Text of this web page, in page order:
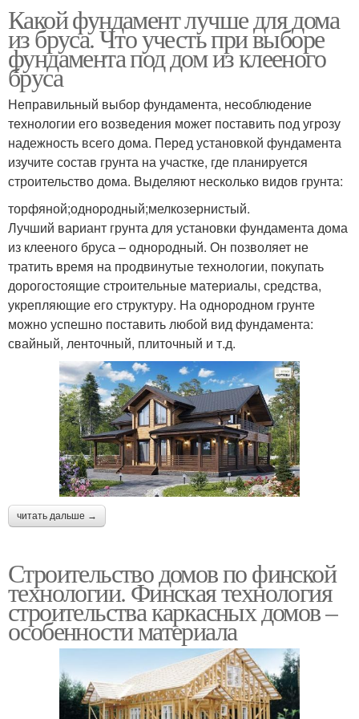
Какой фундамент лучше для дома
из бруса. Что учесть при выборе
фундамента под дом из клееного
бруса
Неправильный выбор фундамента, несоблюдение
технологии его возведения может поставить под угрозу
надежность всего дома. Перед установкой фундамента
изучите состав грунта на участке, где планируется
строительство дома. Выделяют несколько видов грунта:
торфяной;однородный;мелкозернистый.
Лучший вариант грунта для установки фундамента дома
из клееного бруса – однородный. Он позволяет не
тратить время на продвинутые технологии, покупать
дорогостоящие строительные материалы, средства,
укрепляющие его структуру. На однородном грунте
можно успешно поставить любой вид фундамента:
свайный, ленточный, плиточный и т.д.
читать дальше →
Строительство домов по финской
технологии. Финская технология
строительства каркасных домов –
особенности материала